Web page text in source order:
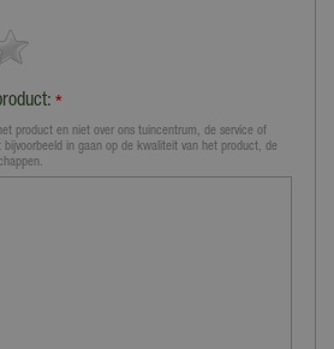
*
product en niet over ons tuincentrum, de service of
bijvoorbeeld in gaan op de kwaliteit van het product, de